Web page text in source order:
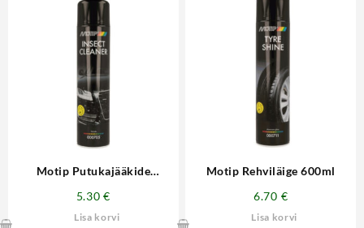
Motip Putukajääkide
5.30€
Lisa korvi
Motip Rehviläige 600ml
6.70 €
Lisa korvi